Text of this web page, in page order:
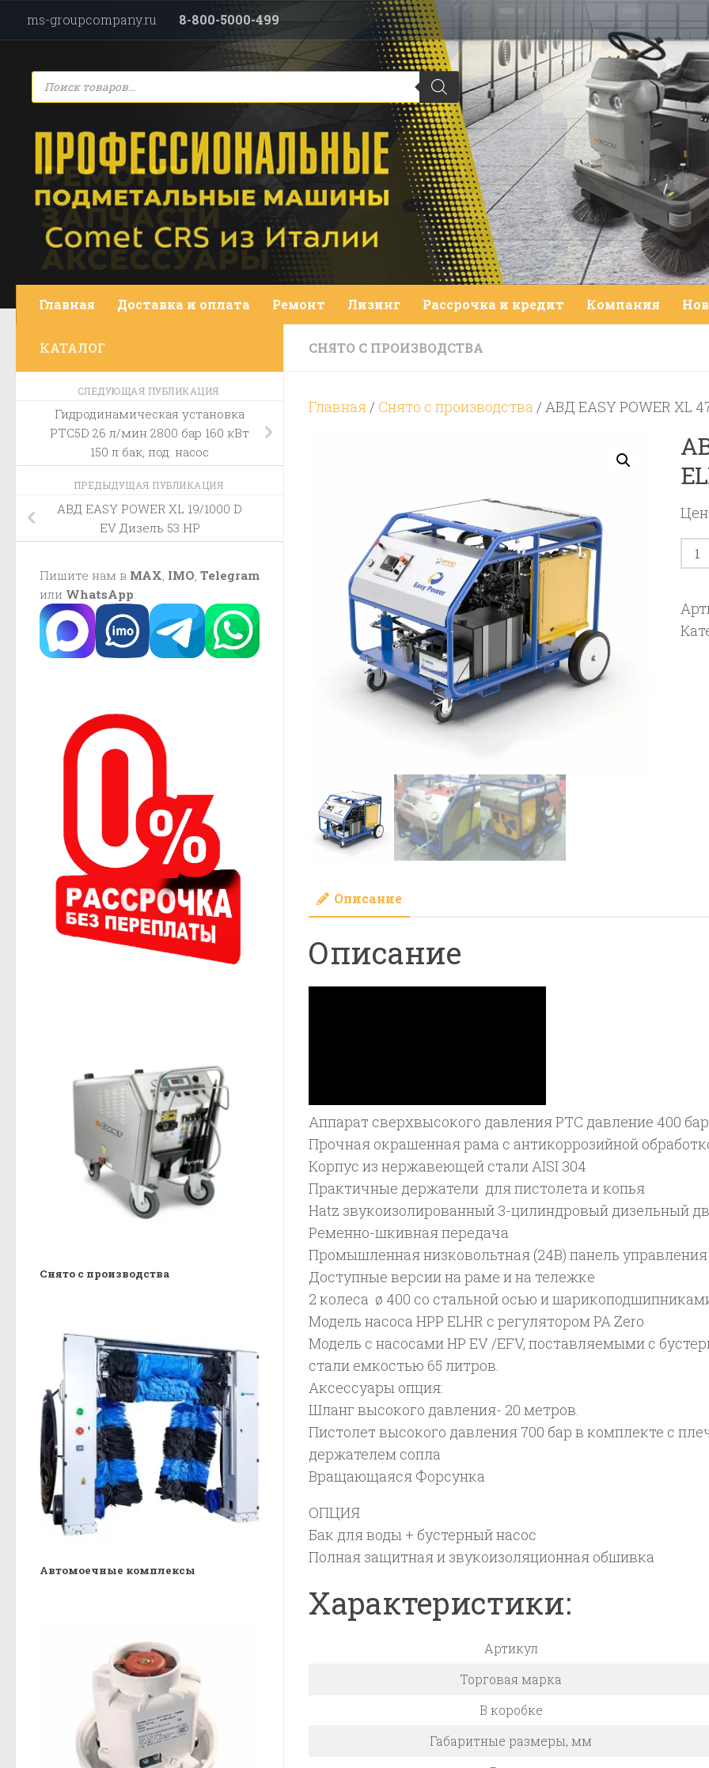
Перейти к содержимому
ms-groupcompany.ru 8-800-5000-499
Поиск
товаров
Главная Доставка и оплата Ремонт Лизинг Рассрочка и кредит Компания
СНЯТО С ПРОИЗВОДСТВА
Главная / Снято с производства / АВД EASY POWER XL
Описание
Описание
Аппарат сверхвысокого давления PTC давление 400
Прочная окрашенная рама с антикоррозийной
Корпус из нержавеющей стали AISI 304
Практичные держатели для пистолета и копья
Hatz звукоизолированный 3-цилиндровый дизельный
Ременно-шкивная передача
Промышленная низковольтная (24В) панель управления
Доступные версии на раме и на тележке
2 колеса ø 400 со стальной осью и
Модель насоса HPP ELHR с регулятором PA Zero
Модель с насосами HP EV /EFV, поставляемыми с
стали емкостью 65 литров.
Аксессуары опция:
Шланг высокого давления- 20 метров.
Пистолет высокого давления 700 бар в комплекте с
держателем сопла
Вращающаяся Форсунка
ОПЦИЯ
Бак для воды + бустерный насос
Полная защитная и звукоизоляционная обшивка
Характеристики:
Артикул
Торговая марка
В коробке
Габаритные размеры, мм
КАТАЛОГ
СЛЕДУЮЩАЯ ПУБЛИКАЦИЯ
Гидродинамическая установка
PTC5D 26 л/мин 2800 бар 160 кВт
150 л бак, под. насос
ПРЕДЫДУЩАЯ ПУБЛИКАЦИЯ
АВД EASY POWER XL 19/1000 D
EV Дизель 53 HP
Пишите нам в MAX IMO Telegram
или WhatsApp:
Снято с производства
Автомоечные комплексы